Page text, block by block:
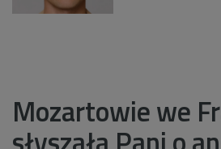
Mozartowie we